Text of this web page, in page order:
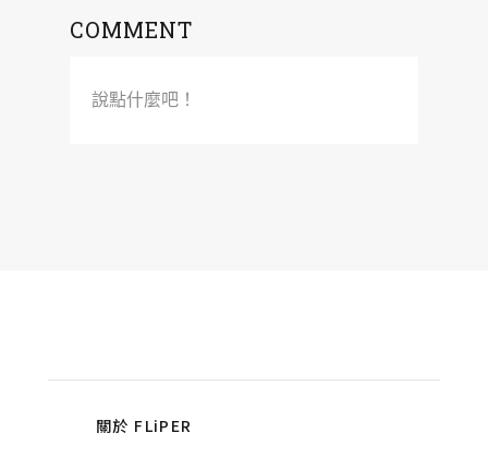
COMMENT
說點什麼吧！
關於 FLiPER